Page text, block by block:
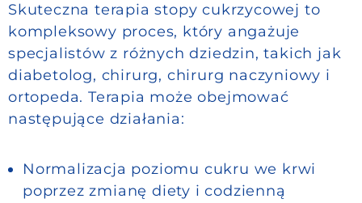
Skuteczna terapia stopy cukrzycowej to
kompleksowy proces, który angażuje
specjalistów z różnych dziedzin, takich jak
diabetolog, chirurg, chirurg naczyniowy i
ortopeda. Terapia może obejmować
następujące działania:
Normalizacja poziomu cukru we krwi
poprzez zmianę diety i codzienną